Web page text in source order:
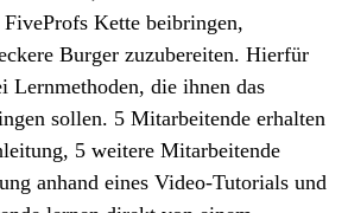
Kette beibringen,
Burger zuzubereiten. Hierfür
Lernmethoden, die ihnen das
sollen. 5 Mitarbeitende erhalten
5 weitere Mitarbeitende
anhand eines Video-Tutorials und